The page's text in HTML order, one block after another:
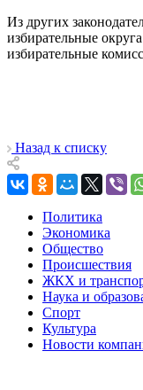
Из других
избирательные
избирательные
Назад к списку
Политика
Экономика
Общество
Происшествия
ЖКХ и
Наука и
Спорт
Культура
Новости